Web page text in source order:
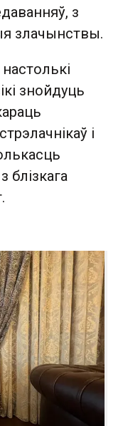
з
злачынствы.
знойдуць
і
блізкага